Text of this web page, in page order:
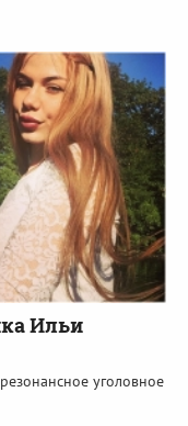
Ильи
уголовное